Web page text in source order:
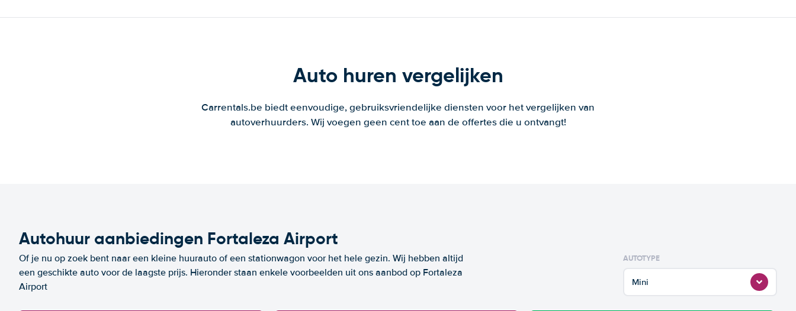
Auto huren vergelijken
Carrentals.be biedt eenvoudige, gebruiksvriendelijke diensten voor het vergelijken van
autoverhuurders. Wij voegen geen cent toe aan de offertes die u ontvangt!
Autohuur aanbiedingen Fortaleza Airport
Of je nu op zoek bent naar een kleine huurauto of een stationwagon voor het hele gezin. Wij hebben altijd
een geschikte auto voor de laagste prijs. Hieronder staan enkele voorbeelden uit ons aanbod op Fortaleza
Airport
AUTOTYPE
Mini